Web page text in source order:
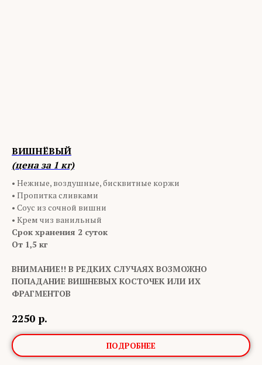
ВИШНЁВЫЙ
(цена за 1 кг)
• Нежные, воздушные, бисквитные коржи
• Пропитка сливками
• Соус из сочной вишни
• Крем чиз ванильный
Срок хранения 2 суток
От 1,5 кг
ВНИМАНИЕ!! В РЕДКИХ СЛУЧАЯХ ВОЗМОЖНО
ПОПАДАНИЕ ВИШНЕВЫХ КОСТОЧЕК ИЛИ ИХ
ФРАГМЕНТОВ
2250 р.
ПОДРОБНЕЕ